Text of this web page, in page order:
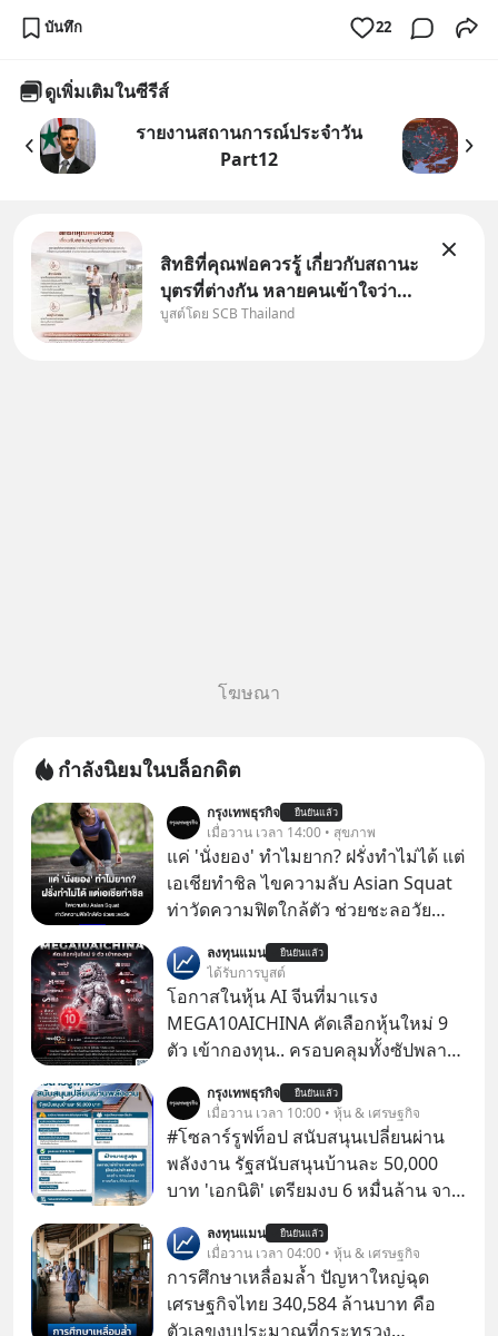
บันทึก 22
ดูเพิ่มเติมในซีรีส์
รายงานสถานการณ์ประจำวัน
Part12
สิทธิที่คุณพ่อควรรู้ เกี่ยวกับสถานะ
บุตรที่ต่างกัน หลายคนเข้าใจว่า
"เมื่อเป็นลูกของพ่อและแม่ ก็ย่อม
บูสต์โดย SCB Thailand
โฆษณา
กำลังนิยมในบล็อกดิต
กรุงเทพธุรกิจ ยืนยันแล้ว
เมื่อวาน เวลา 14:00 • สุขภาพ
แค่ 'นั่งยอง' ทำไมยาก? ฝรั่งทำไม่ได้ แต่
เอเชียทำชิล ไขความลับ Asian Squat
ท่าวัดความฟิตใกล้ตัว ช่วยชะลอวัย
ต่างชาติที่พยายามทำ “Asian Squat”
หรือการนั่งยองแบบคนเอเชีย แต่สุดท้าย
ก็เสียการทรงตัว ล้มหงายหลัง หรือไม่ก็
ต้องยกส้นเท้าขึ้น เพราะไม่สามารถนั่ง
ค้างในท่านั้นได้
ลงทุนแมน ยืนยันแล้ว
ได้รับการบูสต์
โอกาสในหุ้น AI จีนที่มาแรง
MEGA10AICHINA คัดเลือกหุ้นใหม่ 9
ตัว เข้ากองทุน.. ครอบคลุมทั้งซัปพลาย
โปรโมชัน ลด 50% ค่าธรรมเนียมซื้อ |
ยอด 2 ล้านบาทขึ้นไป ฟรีค่าธรรมเนียม
ซื้อ
กรุงเทพธุรกิจ ยืนยันแล้ว
เมื่อวาน เวลา 10:00 • หุ้น & เศรษฐกิจ
#โซลาร์รูฟท็อป สนับสนุนเปลี่ยนผ่าน
พลังงาน รัฐสนับสนุนบ้านละ 50,000
บาท 'เอกนิติ' เตรียมงบ 6 หมื่นล้าน จาก
Rooftop’ อุดหนุน 5 หมื่นต่อครัวเรือน
ตั้งเป้า 5 แสน 1 ล้านครัวเรือน ดึงแบงก์
รัฐปล่อยกู้ดอกเบี้ยต่ำ
ลงทุนแมน ยืนยันแล้ว
เมื่อวาน เวลา 04:00 • หุ้น & เศรษฐกิจ
การศึกษาเหลื่อมล้ำ ปัญหาใหญ่ฉุด
เศรษฐกิจไทย 340,584 ล้านบาท คือ
ตัวเลขงบประมาณที่กระทรวง